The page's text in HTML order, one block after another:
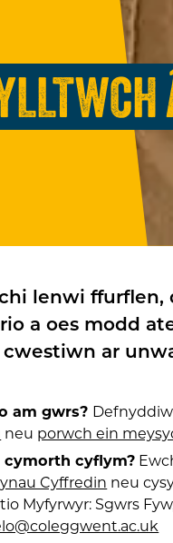
lenwi ffurflen,
a oes modd
cwestiwn ar
am gwrs?
neu porwch ein
cymorth cyflym?
Cyffredin neu
Myfyrwyr: Sgwrs